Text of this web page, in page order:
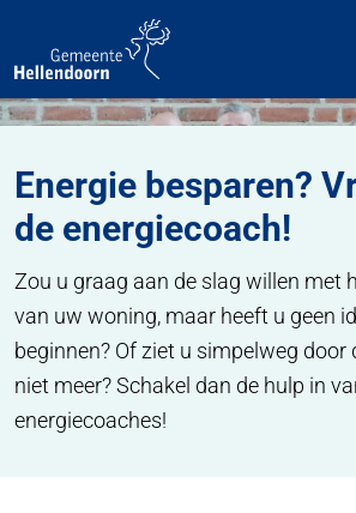
Home Duurzaamheid Energie besparen?
Energie besparen?
de energiecoach!
Zou u graag aan de slag willen met
van uw woning, maar heeft u geen
beginnen? Of ziet u simpelweg door
niet meer? Schakel dan de hulp in
energiecoaches!